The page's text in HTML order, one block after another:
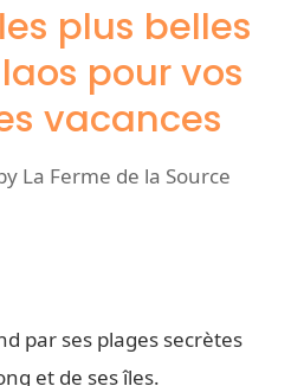
plus belles
pour vos
vacances
La Ferme de la Source
par ses plages secrètes
et de ses îles.